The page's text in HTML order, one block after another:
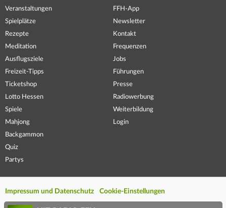
Veranstaltungen
Spielplätze
Rezepte
Meditation
Ausflugsziele
Freizeit-Tipps
Ticketshop
Lotto Hessen
Spiele
Mahjong
Backgammon
Quiz
Partys
FFH-App
Newsletter
Kontakt
Frequenzen
Jobs
Führungen
Presse
Radiowerbung
Weiterbildung
Login
Impressum und Datenschutz Cookie-Einstellungen